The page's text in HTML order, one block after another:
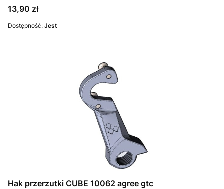
Cena
13,90 zł
Dostępność: Jest
Hak przerzutki CUBE 10062 agree gtc